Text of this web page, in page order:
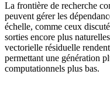
La frontière de recherche
peuvent gérer les
échelle, comme ceux
sorties encore plus
vectorielle résiduelle
permettant une génération
computationnels plus bas.